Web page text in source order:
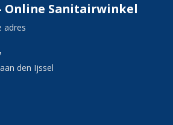
Online Sanitairwinkel
adres
den Ijssel